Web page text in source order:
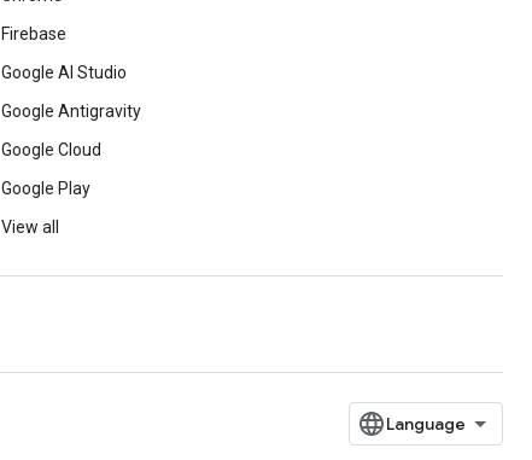
Firebase
Google AI Studio
Google Antigravity
Google Cloud
Google Play
View all